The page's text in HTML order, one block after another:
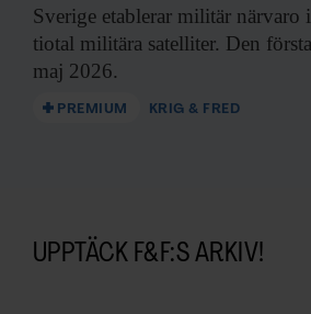
Sverige etablerar militär närvaro
tiotal militära satelliter. Den
maj 2026.
PREMIUM KRIG & FRED
UPPTÄCK F&F:S ARKIV!